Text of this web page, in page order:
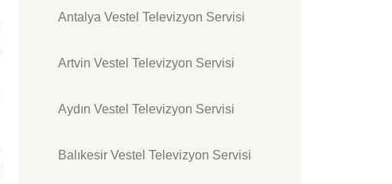
Antalya Vestel Televizyon Servisi
Artvin Vestel Televizyon Servisi
Aydın Vestel Televizyon Servisi
Balıkesir Vestel Televizyon Servisi